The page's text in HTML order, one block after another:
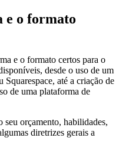
e o formato
e o formato certos para o
desde o uso de um
Squarespace, até a criação de
de uma plataforma de
seu orçamento, habilidades,
diretrizes gerais a